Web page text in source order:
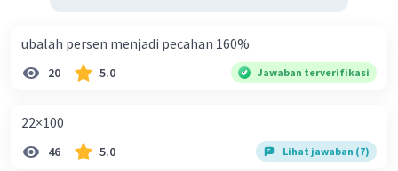
ubalah persen menjadi pecahan 160%
20 5.0 Jawaban terverifikasi
22×100
46 5.0 Lihat jawaban (7)